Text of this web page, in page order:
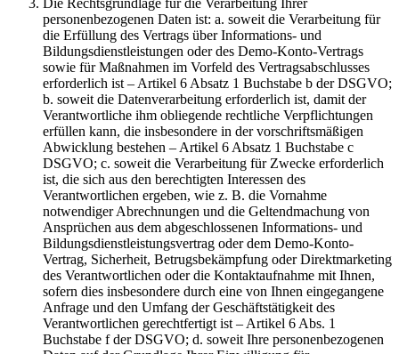
Die Rechtsgrundlage für die Verarbeitung Ihrer
personenbezogenen Daten ist: a. soweit die Verarbeitung für
die Erfüllung des Vertrags über Informations- und
Bildungsdienstleistungen oder des Demo-Konto-Vertrags
sowie für Maßnahmen im Vorfeld des Vertragsabschlusses
erforderlich ist – Artikel 6 Absatz 1 Buchstabe b der DSGVO;
b. soweit die Datenverarbeitung erforderlich ist, damit der
Verantwortliche ihm obliegende rechtliche Verpflichtungen
erfüllen kann, die insbesondere in der vorschriftsmäßigen
Abwicklung bestehen – Artikel 6 Absatz 1 Buchstabe c
DSGVO; c. soweit die Verarbeitung für Zwecke erforderlich
ist, die sich aus den berechtigten Interessen des
Verantwortlichen ergeben, wie z. B. die Vornahme
notwendiger Abrechnungen und die Geltendmachung von
Ansprüchen aus dem abgeschlossenen Informations- und
Bildungsdienstleistungsvertrag oder dem Demo-Konto-
Vertrag, Sicherheit, Betrugsbekämpfung oder Direktmarketing
des Verantwortlichen oder die Kontaktaufnahme mit Ihnen,
sofern dies insbesondere durch eine von Ihnen eingegangene
Anfrage und den Umfang der Geschäftstätigkeit des
Verantwortlichen gerechtfertigt ist – Artikel 6 Abs. 1
Buchstabe f der DSGVO; d. soweit Ihre personenbezogenen